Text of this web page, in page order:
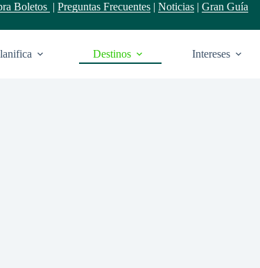
Boletos | Preguntas Frecuentes| Noticias| Gran Guía
Destinos Intereses